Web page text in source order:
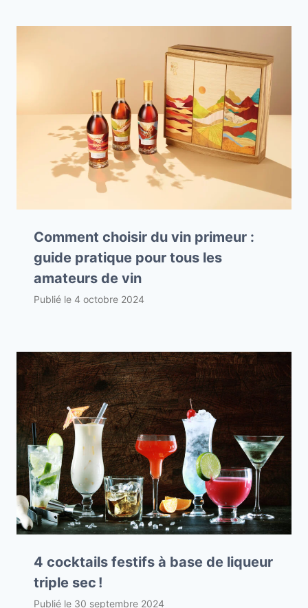
Comment choisir du vin primeur :
guide pratique pour tous les
amateurs de vin
Publié le 4 octobre 2024
4 cocktails festifs à base de liqueur
triple sec !
Publié le 30 septembre 2024